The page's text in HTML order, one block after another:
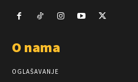
O nama
OGLAŠAVANJE